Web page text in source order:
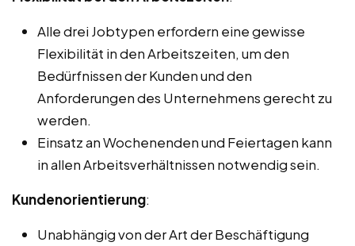
Alle drei Jobtypen erfordern eine gewisse
Flexibilität in den Arbeitszeiten, um den
Bedürfnissen der Kunden und den
Anforderungen des Unternehmens gerecht zu
werden.
Einsatz an Wochenenden und Feiertagen kann
in allen Arbeitsverhältnissen notwendig sein.
Kundenorientierung:
Unabhängig von der Art der Beschäftigung